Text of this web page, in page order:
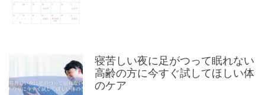
寝苦しい夜に足がつって眠れない
高齢の方に今すぐ試してほしい体
のケア